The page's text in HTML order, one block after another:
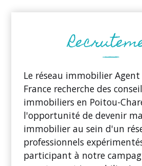
Le réseau immobilier
France recherche des
immobiliers en Poitou-
l'opportunité de devenir
immobilier au sein d'un
professionnels
participant à notre